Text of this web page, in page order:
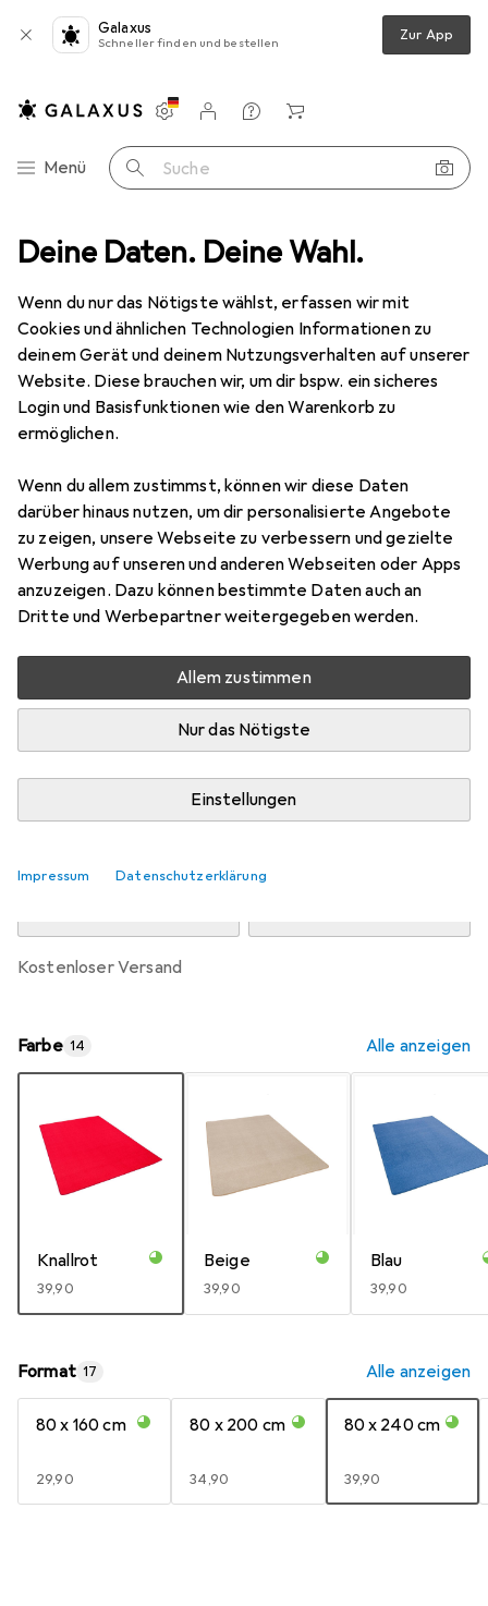
Deine Daten. Deine Wahl.
Wenn du nur das Nötigste wählst, erfassen wir mit
Cookies und ähnlichen Technologien Informationen zu
deinem Gerät und deinem Nutzungsverhalten auf unserer
Website. Diese brauchen wir, um dir bspw. ein sicheres
Login und Basisfunktionen wie den Warenkorb zu
ermöglichen.
Wenn du allem zustimmst, können wir diese Daten
darüber hinaus nutzen, um dir personalisierte Angebote
zu zeigen, unsere Webseite zu verbessern und gezielte
Werbung auf unseren und anderen Webseiten oder Apps
anzuzeigen. Dazu können bestimmte Daten auch an
Dritte und Werbepartner weitergegeben werden.
Allem zustimmen
Nur das Nötigste
Einstellungen
Impressum Datenschutzerklärung
Galaxus
Schneller finden und bestellen Zur App
Navigation nach Kategorien
Menü Suche
Einstellungen
Kundenkonto
Vergleichslisten
Merklisten
Warenkorb
+ Teppiche Teppich Snapstyle Trend Velours Teppich Joy
9 Bilder
SnapstyleTrend Velours Teppich Joy
Preis in EUR inkl. MwSt.
EUR
39,90
16
Bewertungen Marke
Mehr von Snapstyle
Zwischen Fr, 14.8. und Di, 18.8. geliefert
Mehr als 10 Stück an Lager beim Drittanbieter
Lieferort angeben für genaue Lieferzeit
kostenloser Versand
Farbe 14 Alle anzeigen
Knallrot
EUR
39,90
Beige
EUR
39,90
Blau
EUR
39,90
Format 17 Alle anzeigen
80 x 160 cm
EUR
29,90
80 x 200 cm
EUR
34,90
80 x 240 cm
EUR
39,90